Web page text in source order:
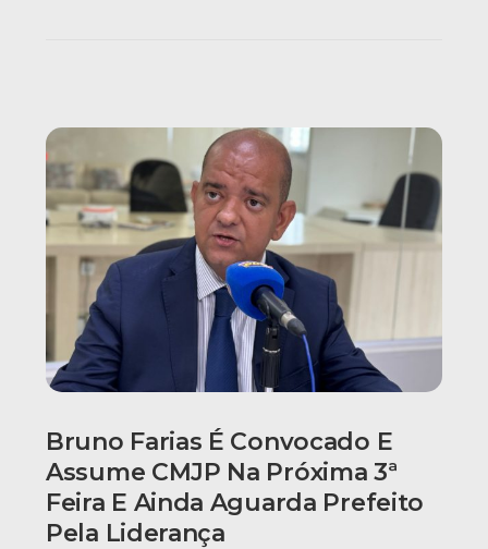
Bruno Farias É Convocado E
Assume CMJP Na Próxima 3ª
Feira E Ainda Aguarda Prefeito
Pela Liderança